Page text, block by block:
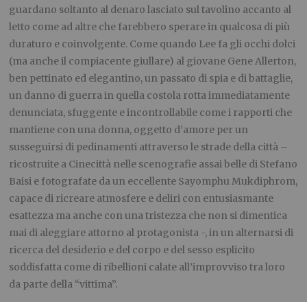
guardano soltanto al denaro lasciato sul tavolino accanto al
letto come ad altre che farebbero sperare in qualcosa di più
duraturo e coinvolgente. Come quando Lee fa gli occhi dolci
(ma anche il compiacente giullare) al giovane Gene Allerton,
ben pettinato ed elegantino, un passato di spia e di battaglie,
un danno di guerra in quella costola rotta immediatamente
denunciata, sfuggente e incontrollabile come i rapporti che
mantiene con una donna, oggetto d’amore per un
susseguirsi di pedinamenti attraverso le strade della città –
ricostruite a Cinecittà nelle scenografie assai belle di Stefano
Baisi e fotografate da un eccellente Sayomphu Mukdiphrom,
capace di ricreare atmosfere e deliri con entusiasmante
esattezza ma anche con una tristezza che non si dimentica
mai di aleggiare attorno al protagonista -, in un alternarsi di
ricerca del desiderio e del corpo e del sesso esplicito
soddisfatta come di ribellioni calate all’improvviso tra loro
da parte della “vittima”.